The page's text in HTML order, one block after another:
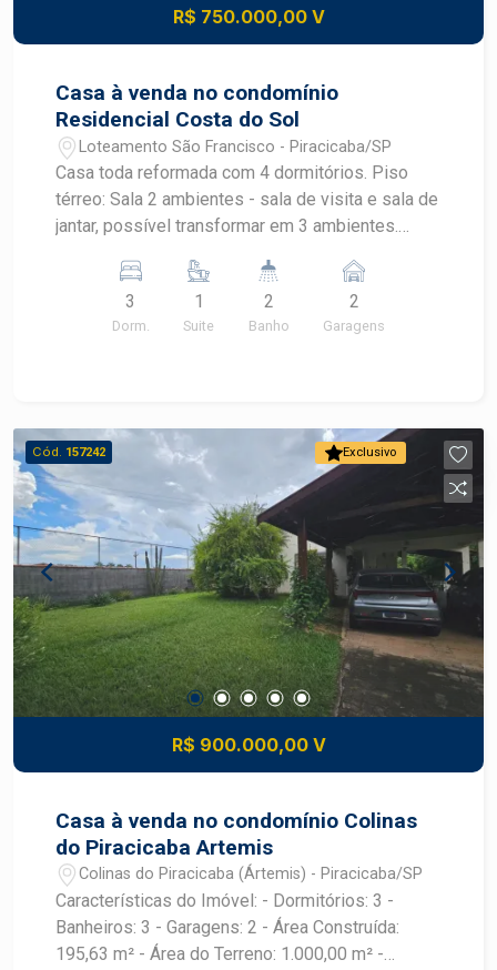
R$ 750.000,00 V
Casa à venda no condomínio
Residencial Costa do Sol
Loteamento São Francisco - Piracicaba/SP
Casa toda reformada com 4 dormitórios. Piso
térreo: Sala 2 ambientes - sala de visita e sala de
jantar, possível transformar em 3 ambientes.
coberta e pequeno quintal. Área gourmet coberta
com mais dois dormitórios, sendo 1 com
armários e ventilador de teto. Banheiro com box e
armários. 2 vagas de garagem.
3
Dorm.
1
Suite
2
Banho
2
Garagens
Exclusivo
Cód. 157242
R$ 900.000,00 V
Casa à venda no condomínio Colinas
do Piracicaba Artemis
Colinas do Piracicaba (Ártemis) - Piracicaba/SP
Características do Imóvel: - Dormitórios: 3 -
Banheiros: 3 - Garagens: 2 - Área Construída:
195,63 m² - Área do Terreno: 1.000,00 m² -